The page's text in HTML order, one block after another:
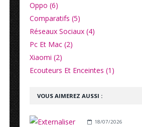
VOUS AIMEREZ AUSSI :
18/07/2026
Oppo (6)
Comparatifs (5)
Réseaux Sociaux (4)
Pc Et Mac (2)
Xiaomi (2)
Ecouteurs Et Enceintes (1)